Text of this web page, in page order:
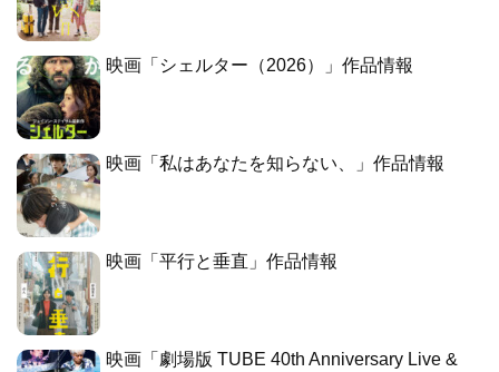
映画「シェルター（2026）」作品情報
映画「私はあなたを知らない、」作品情報
映画「平行と垂直」作品情報
映画「劇場版 TUBE 40th Anniversary Live &